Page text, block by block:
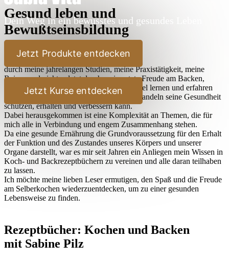
Dein Weg in ein bewusstes und gesundes Leben
Jetzt Produkte entdecken
Jetzt Kurse entdecken
Gesund leben und
Bewußtseinsbildung
Lieber Leser,
durch meine jahrelangen Studien, meine Praxistätigkeit, meine
Reisen und nicht zuletzt durch meine stete Freude am Backen,
Kochen und Ausprobieren habe ich sehr viel lernen und erfahren
dürfen, wie der Mensch durch bewußtes Handeln seine Gesundheit
schützen, erhalten und verbessern kann.
Dabei herausgekommen ist eine Komplexität an Themen, die für
mich alle in Verbindung und engem Zusammenhang stehen.
Da eine gesunde Ernährung die Grundvoraussetzung für den Erhalt
der Funktion und des Zustandes unseres Körpers und unserer
Organe darstellt, war es mir seit Jahren ein Anliegen mein Wissen in
Koch- und Backrezeptbüchern zu vereinen und alle daran teilhaben
zu lassen.
Ich möchte meine lieben Leser ermutigen, den Spaß und die Freude
am Selberkochen wiederzuentdecken, um zu einer gesunden
Lebensweise zu finden.
Rezeptbücher: Kochen und Backen
mit Sabine Pilz